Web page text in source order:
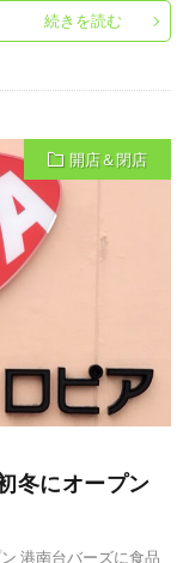
続きを読む
開店＆閉店
冬にオープン
港南台バーズに食品